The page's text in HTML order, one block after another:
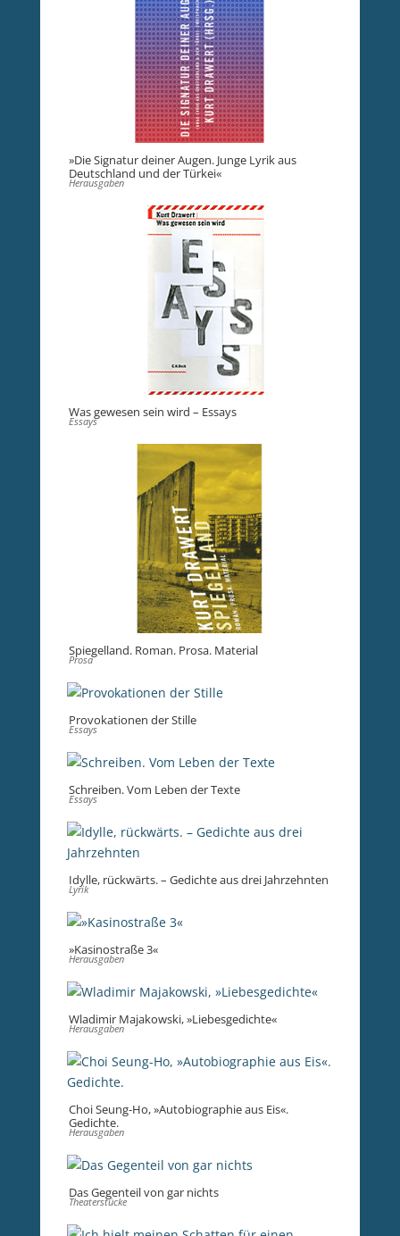
»Die Signatur deiner Augen. Junge Lyrik aus
Deutschland und der Türkei«
Herausgaben
Was gewesen sein wird – Essays
Essays
Spiegelland. Roman. Prosa. Material
Prosa
Provokationen der Stille
Essays
Schreiben. Vom Leben der Texte
Essays
Idylle, rückwärts. – Gedichte aus drei Jahrzehnten
Lyrik
»Kasinostraße 3«
Herausgaben
Wladimir Majakowski, »Liebesgedichte«
Herausgaben
Choi Seung-Ho, »Autobiographie aus Eis«.
Gedichte.
Herausgaben
Das Gegenteil von gar nichts
Theaterstücke